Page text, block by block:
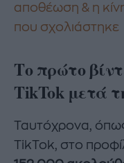
αποθέωση & η
που σχολιάστηκε
Το πρώτο
TikTok μετά
Ταυτόχρονα,
TikTok, στο